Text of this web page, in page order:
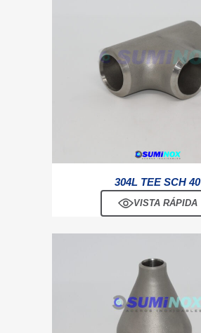
304L TEE SCH 40
VISTA RÁPIDA